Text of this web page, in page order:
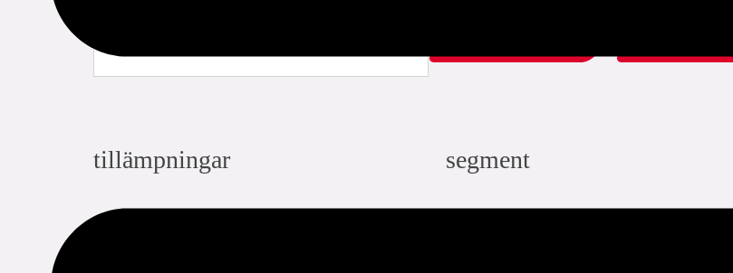
tillämpningar segment